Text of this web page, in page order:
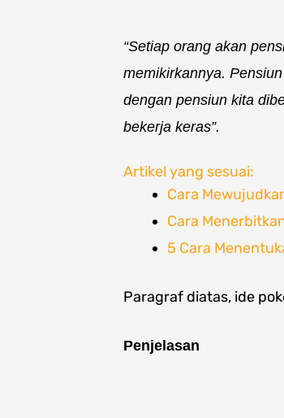
“Setiap orang akan
memikirkannya.
dengan pensiun kita
bekerja keras”.
Artikel yang sesuai:
Cara
Cara
5 Cara
Paragraf diatas, ide
Penjelasan